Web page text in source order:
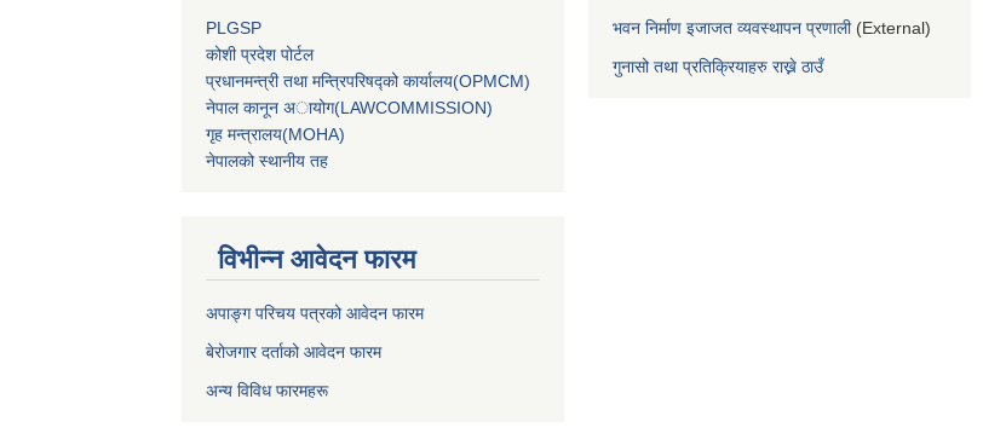
PLGSP
कोशी प्रदेश पोर्टल
प्रधानमन्‍त्री तथा मन्‍त्रिपरिषद्को कार्यालय(OPMCM)
नेपाल कानून अायोग(LAWCOMMISSION)
गृह मन्‍त्रालय(MOHA)
नेपालको स्थानीय तह
विभीन्न आवेदन फारम
अपाङ्ग परिचय पत्रको आवेदन फारम
बेरोजगार दर्ताको आवेदन फारम
अन्य विविध फारमहरू
भवन निर्माण इजाजत व्यवस्थापन प्रणाली(External)
गुनासो तथा प्रतिक्रियाहरु राख्ने ठाउँ